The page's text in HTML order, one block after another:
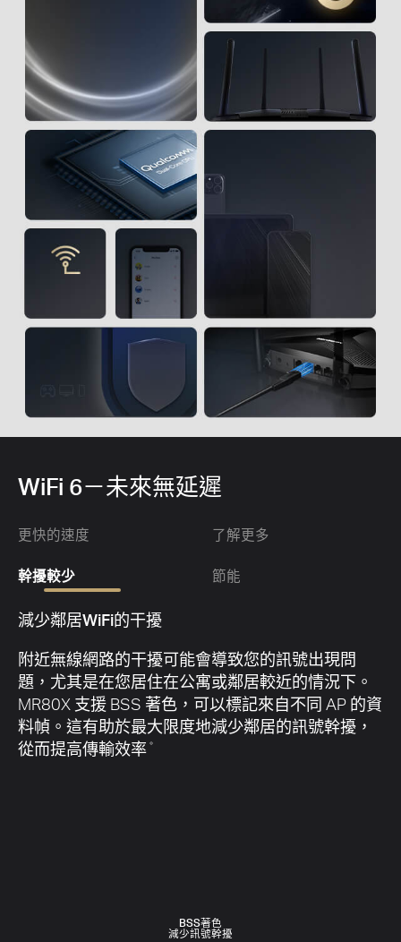
WiFi 6－未來無延遲
更快的速度 了解更多
幹擾較少 節能
減少鄰居WiFi的干擾
附近無線網路的干擾可能會導致您的訊號出現問
題，尤其是在您居住在公寓或鄰居較近的情況下。
MR80X 支援 BSS 著色，可以標記來自不同 AP 的資
料幀。這有助於最大限度地減少鄰居的訊號幹擾，
從而提高傳輸效率 。
BSS著色
減少訊號幹擾